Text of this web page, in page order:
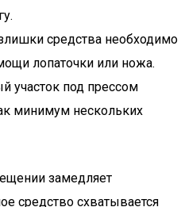
средства необходимо
лопаточки или ножа.
участок под прессом
минимум нескольких
замедляет
средство схватывается